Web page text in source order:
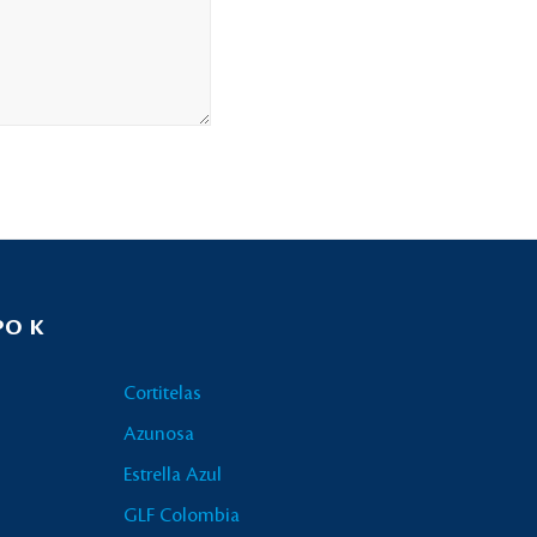
K
Cortitelas
Azunosa
Estrella Azul
GLF Colombia